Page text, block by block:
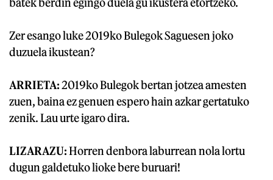
Zer esango luke 2019ko Bulegok Saguesen joko
duzuela ikustean?
ARRIETA:2019ko Bulegok bertan jotzea amesten
zuen, baina ez genuen espero hain azkar gertatuko
zenik. Lau urte igaro dira.
LIZARAZU:Horren denbora laburrean nola lortu
dugun galdetuko lioke bere buruari!